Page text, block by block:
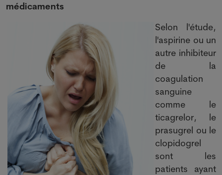
médicaments
Selon l'étude,
l'aspirine ou un
autre inhibiteur
de la
coagulation
sanguine
comme le
ticagrelor, le
prasugrel ou le
clopidogrel
sont les
patients ayant